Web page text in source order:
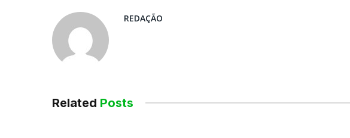
REDAÇÃO
Related Posts